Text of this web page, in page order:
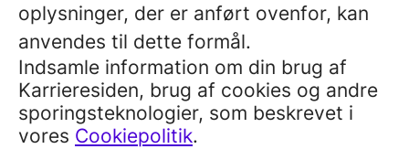
oplysninger, der er anført ovenfor, kan
anvendes til dette formål.
Indsamle information om din brug af
Karrieresiden, brug af cookies og andre
sporingsteknologier, som beskrevet i
vores Cookiepolitik.